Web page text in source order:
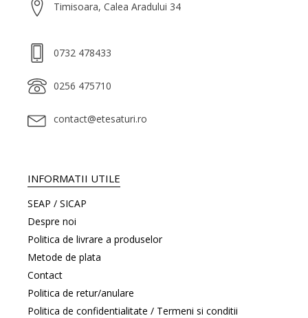
Timisoara, Calea Aradului 34
0732 478433
0256 475710
contact@etesaturi.ro
INFORMATII UTILE
SEAP / SICAP
Despre noi
Politica de livrare a produselor
Metode de plata
Contact
Politica de retur/anulare
Politica de confidentialitate / Termeni si conditii